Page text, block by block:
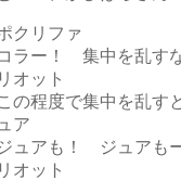
クリファ
コラー！ 集中を乱す
オット
この程度で集中を乱
ア
ジュアも！ ジュアも
オット